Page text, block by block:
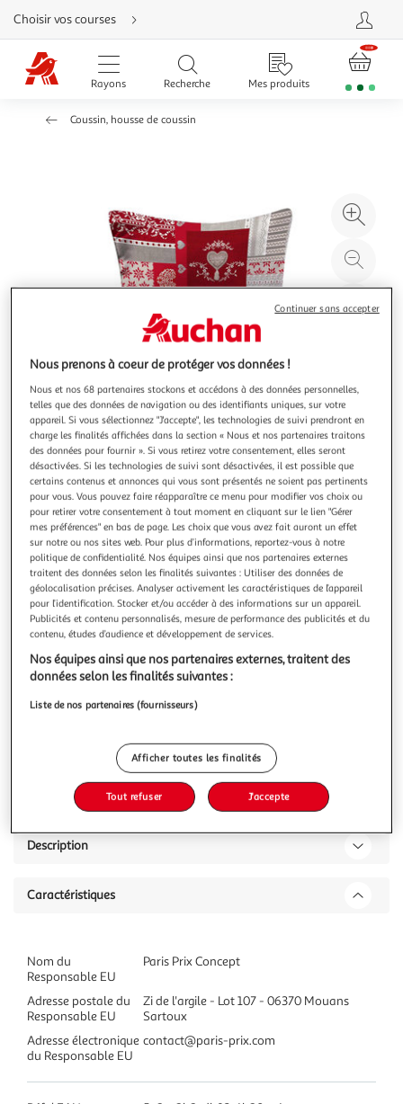
Aller
directement
au
contenu
Aller
directement
Aller
Choisir vos courses
Rayons Recherche Mes produits
Coussin, housse de coussin
à
DOUCEUR D'INTÉRIEUR
Housse de coussin sweet heart 60x60cm gris
Informations Techniques : Dimensions : L. 60 x l. 60 cm
Produit Packagé : L. 30 x l. 1 x H. 66 cm Matière : 100%
Polyester Spécificités : Tendance & Design Housse de
Coussin Forme Carrée A Motifs Poids : 0,143 kg Couleur :
Gris & Rouge
En savoir +
Vendu par Paris Prix
Livr. ou retrait dès 3/4 jours
A partir de 7,99€
Plus d'options
Description
Caractéristiques
Nom du
Responsable EU
Paris Prix Concept
Adresse postale du
Responsable EU
Zi de l'argile - Lot 107 - 06370 Mouans
Sartoux
Adresse électronique
du Responsable EU
contact@paris-prix.com
Nous prenons à coeur de protéger vos données !
Nous et nos 68 partenaires stockons et accédons à des données personnelles,
telles que des données de navigation ou des identifiants uniques, sur votre
appareil. Si vous sélectionnez "J'accepte", les technologies de suivi prendront en
charge les finalités affichées dans la section « Nous et nos partenaires traitons
des données pour fournir ». Si vous retirez votre consentement, elles seront
désactivées. Si les technologies de suivi sont désactivées, il est possible que
certains contenus et annonces qui vous sont présentés ne soient pas pertinents
pour vous. Vous pouvez faire réapparaître ce menu pour modifier vos choix ou
pour retirer votre consentement à tout moment en cliquant sur le lien "Gérer
mes préférences" en bas de page. Les choix que vous avez fait auront un effet
sur notre ou nos sites web. Pour plus d’informations, reportez-vous à notre
politique de confidentialité. Nos équipes ainsi que nos partenaires externes
traitent des données selon les finalités suivantes : Utiliser des données de
géolocalisation précises. Analyser activement les caractéristiques de l’appareil
pour l’identification. Stocker et/ou accéder à des informations sur un appareil.
Publicités et contenu personnalisés, mesure de performance des publicités et du
contenu, études d’audience et développement de services.
Nos équipes ainsi que nos partenaires externes, traitent des
données selon les finalités suivantes :
Liste de nos partenaires (fournisseurs)
Afficher toutes les finalités
Tout refuser J'accepte
Continuer sans accepter